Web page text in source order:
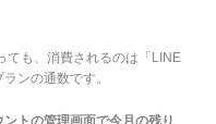
ても、消費されるのは「LINE
ンの通数です。